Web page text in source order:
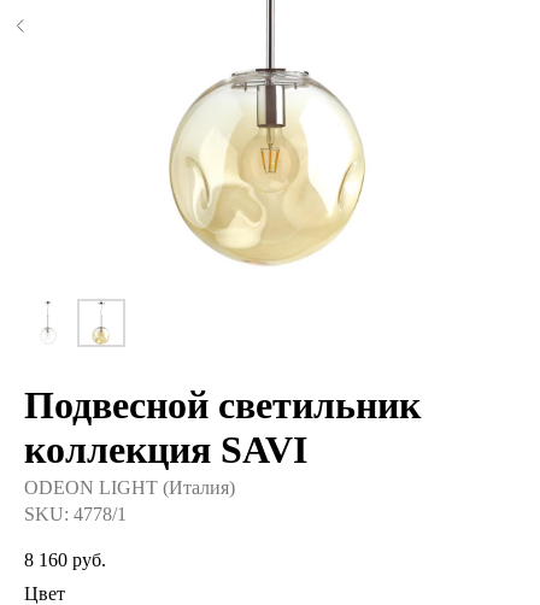
Подвесной светильник
коллекция SAVI
ODEON LIGHT (Италия)
SKU: 4778/1
8 160 руб.
Цвет